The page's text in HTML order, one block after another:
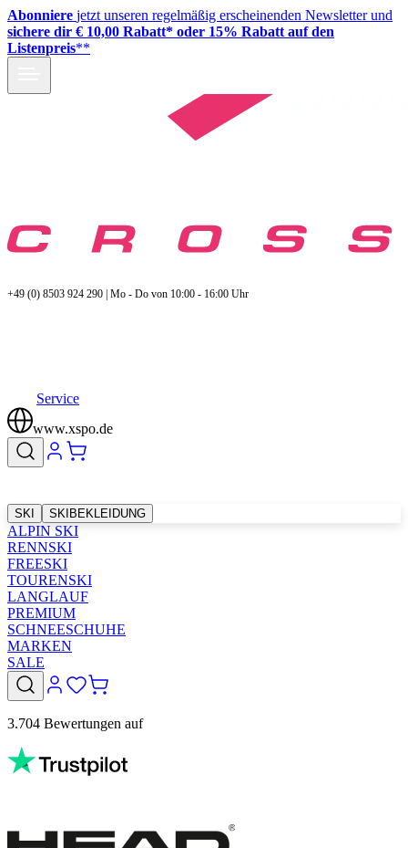
Abonniere jetzt unseren regelmäßig erscheinenden Newsletter und
sichere dir € 10,00 Rabatt* oder 15% Rabatt auf den
Listenpreis**
+49 (0) 8503 924 290 | Mo - Do von 10:00 - 16:00 Uhr
Service
www.xspo.de
SKI SKIBEKLEIDUNG
ALPIN SKI
RENNSKI
FREESKI
TOURENSKI
LANGLAUF
PREMIUM
SCHNEESCHUHE
MARKEN
SALE
3.704 Bewertungen auf